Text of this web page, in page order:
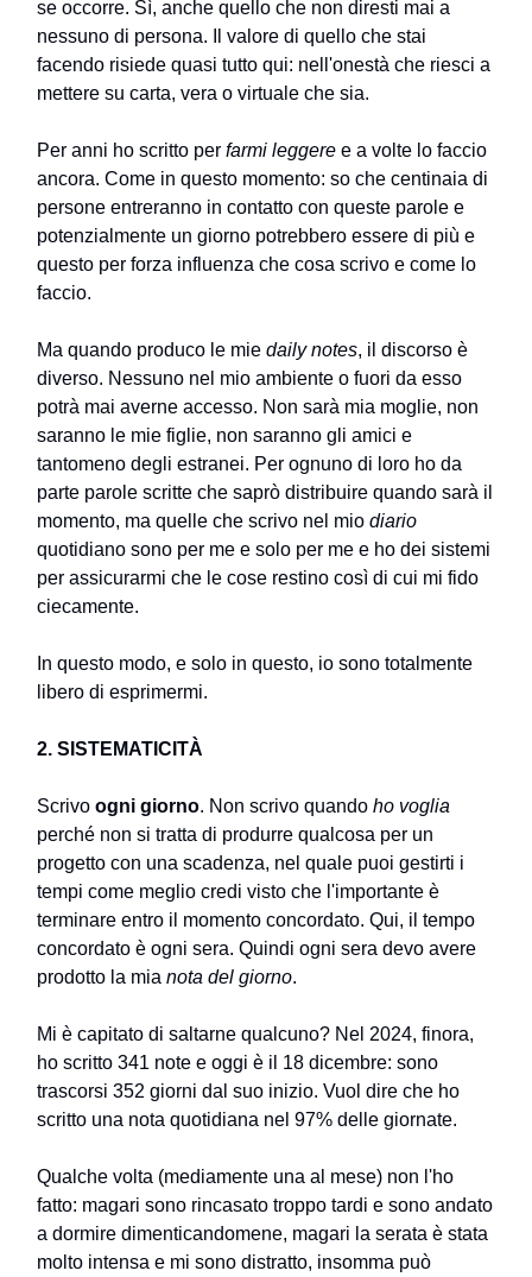
se occorre. Sì, anche quello che non diresti mai a
nessuno di persona. Il valore di quello che stai
facendo risiede quasi tutto qui: nell'onestà che riesci a
mettere su carta, vera o virtuale che sia.
Per anni ho scritto per farmi leggere e a volte lo faccio
ancora. Come in questo momento: so che centinaia di
persone entreranno in contatto con queste parole e
potenzialmente un giorno potrebbero essere di più e
questo per forza influenza che cosa scrivo e come lo
faccio.
Ma quando produco le mie daily notes, il discorso è
diverso. Nessuno nel mio ambiente o fuori da esso
potrà mai averne accesso. Non sarà mia moglie, non
saranno le mie figlie, non saranno gli amici e
tantomeno degli estranei. Per ognuno di loro ho da
parte parole scritte che saprò distribuire quando sarà il
momento, ma quelle che scrivo nel mio diario
quotidiano sono per me e solo per me e ho dei sistemi
per assicurarmi che le cose restino così di cui mi fido
ciecamente.
In questo modo, e solo in questo, io sono totalmente
libero di esprimermi.
2. SISTEMATICITÀ
Scrivo ogni giorno. Non scrivo quando ho voglia
perché non si tratta di produrre qualcosa per un
progetto con una scadenza, nel quale puoi gestirti i
tempi come meglio credi visto che l'importante è
terminare entro il momento concordato. Qui, il tempo
concordato è ogni sera. Quindi ogni sera devo avere
prodotto la mia nota del giorno.
Mi è capitato di saltarne qualcuno? Nel 2024, finora,
ho scritto 341 note e oggi è il 18 dicembre: sono
trascorsi 352 giorni dal suo inizio. Vuol dire che ho
scritto una nota quotidiana nel 97% delle giornate.
Qualche volta (mediamente una al mese) non l'ho
fatto: magari sono rincasato troppo tardi e sono andato
a dormire dimenticandomene, magari la serata è stata
molto intensa e mi sono distratto, insomma può